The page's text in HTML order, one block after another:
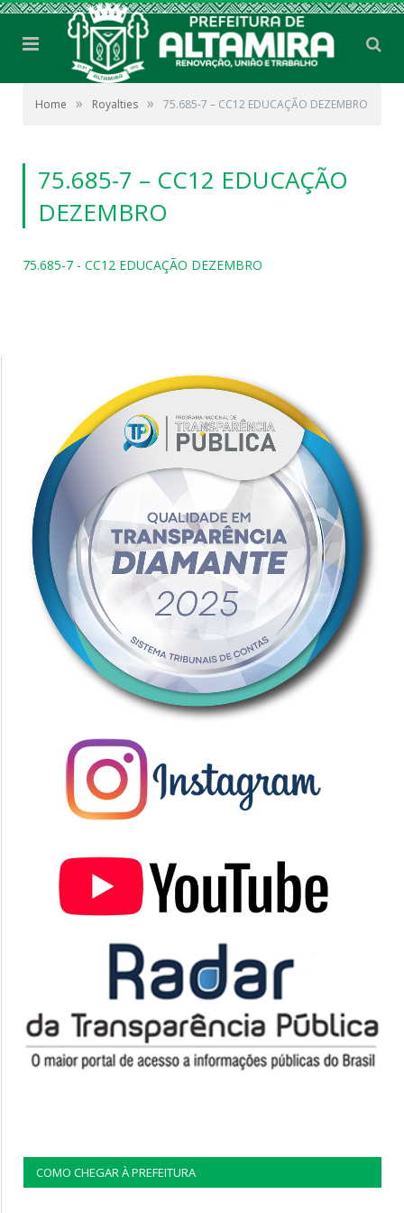
Home » Royalties » 75.685-7 – CC12 EDUCAÇÃO DEZEMBRO
75.685-7 – CC12 EDUCAÇÃO
DEZEMBRO
75.685-7 - CC12 EDUCAÇÃO DEZEMBRO
COMO CHEGAR À PREFEITURA